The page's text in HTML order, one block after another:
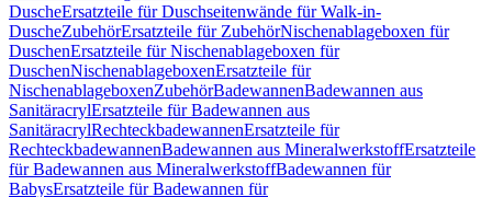
DuscheErsatzteile für Duschseitenwände für Walk-in-
DuscheZubehörErsatzteile für ZubehörNischenablageboxen für
DuschenErsatzteile für Nischenablageboxen für
DuschenNischenablageboxenErsatzteile für
NischenablageboxenZubehörBadewannenBadewannen aus
SanitäracrylErsatzteile für Badewannen aus
SanitäracrylRechteckbadewannenErsatzteile für
RechteckbadewannenBadewannen aus MineralwerkstoffErsatzteile
für Badewannen aus MineralwerkstoffBadewannen für
BabysErsatzteile für Badewannen für